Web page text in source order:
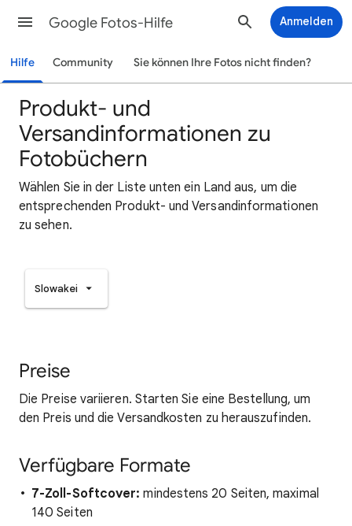
Google Fotos-Hilfe Anmelden
Hilfe Community Sie können Ihre Fotos nicht finden?
Produkt- und
Versandinformationen zu
Fotobüchern
Wählen Sie in der Liste unten ein Land aus, um die
entsprechenden Produkt- und Versandinformationen
zu sehen.
Slowakei
Preise
Die Preise variieren. Starten Sie eine Bestellung, um
den Preis und die Versandkosten zu herauszufinden.
Verfügbare Formate
7-Zoll-Softcover: mindestens 20 Seiten, maximal
140 Seiten